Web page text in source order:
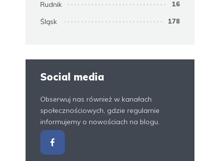
Rudnik 16
Śląsk 178
Social media
Obserwuj nas również w kanałach
społecznościowych, gdzie regularnie
informujemy o nowościach na blogu.